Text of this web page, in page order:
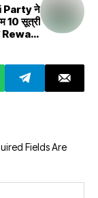
Party ने
10 सूत्री
Rewa के
की मांग
Fields Are